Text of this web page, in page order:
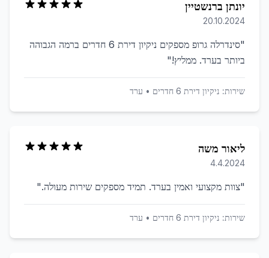
יונתן ברנשטיין
20.10.2024
"
סינדרלה גרופ מספקים ניקיון דירת 6 חדרים ברמה הגבוהה
ביותר בערד. ממליץ!"
שירות: ניקיון דירת 6 חדרים • ערד
ליאור משה
4.4.2024
"צוות מקצועי ואמין בערד. תמיד מספקים שירות מעולה."
שירות: ניקיון דירת 6 חדרים • ערד